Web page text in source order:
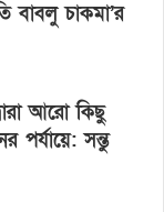
বাবলু চাকমা’র
আরো কিছু
পর্যায়ে: সন্তু